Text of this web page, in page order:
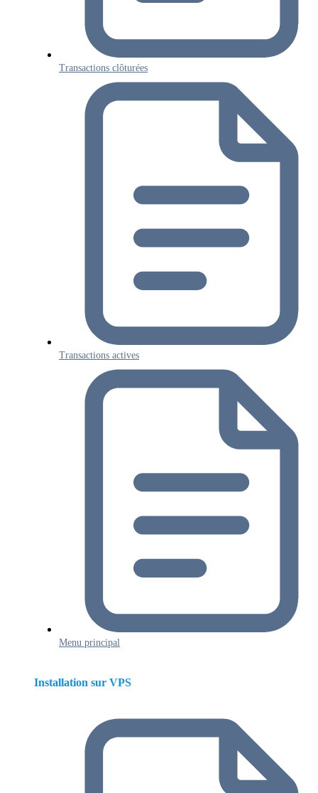
Transactions clôturées
Transactions actives
Menu principal
Installation sur VPS